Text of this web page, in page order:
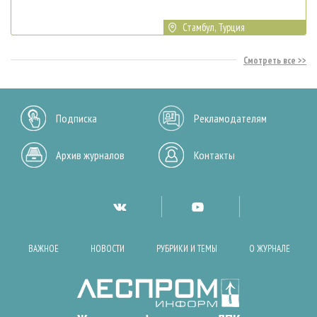
Стамбул, Турция
Смотреть все
Подписка Рекламодателям
Архив журналов Контакты
ВАЖНОЕ НОВОСТИ РУБРИКИ И ТЕМЫ О ЖУРНАЛЕ